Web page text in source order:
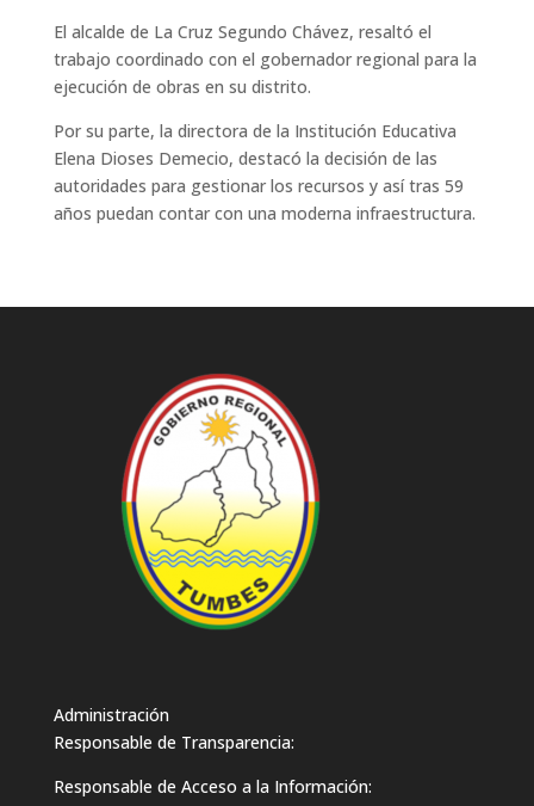
El alcalde de La Cruz Segundo Chávez, resaltó el
trabajo coordinado con el gobernador regional para la
ejecución de obras en su distrito.
Por su parte, la directora de la Institución Educativa
Elena Dioses Demecio, destacó la decisión de las
autoridades para gestionar los recursos y así tras 59
años puedan contar con una moderna infraestructura.
Administración
Responsable de Transparencia:
Responsable de Acceso a la Información: